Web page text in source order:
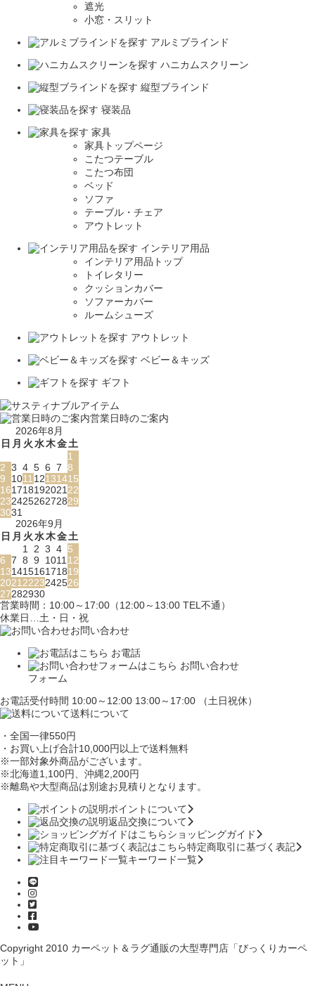
遮光
小窓・スリット
アルミブラインド
ハニカムスクリーン
縦型ブラインド
寝装品
家具
家具トップページ
こたつテーブル
こたつ布団
ベッド
ソファ
テーブル・チェア
アウトレット
インテリア用品
インテリア用品トップ
トイレタリー
クッションカバー
ソファーカバー
ルームシューズ
アウトレット
ベビー＆キッズ
ギフト
営業日時のご案内
2026年8月
日 月 火水木金土
1
2 3 4 5 6 7 8
9
101112131415
16171819202122
23242526272829
3031
2026年9月
日 月 火水木金土
1 2 3 4 5
6 7 8 9 101112
13141516171819
20212223242526
27282930
営業時間：10:00～17:00（12:00～13:00 TEL不通）
休業日…土・日・祝
お問い合わせ
お電話
お問い合わせ
フォーム
お電話受付時間 10:00～12:00 13:00～17:00 （土日祝休）
送料について
・全国一律550円
・お買い上げ合計10,000円 以上で送料無料
※一部対象外商品がございます。
※北海道1,100円、沖縄2,200円
※離島や大型商品は別途お見積りとなります。
ポイントについて
返品交換について
ショッピングガイド
特定商取引に基づく表記
キーワード一覧
Copyright 2010 カーペット＆ラグ通販の大型専門店「びっくりカーペ
ット」